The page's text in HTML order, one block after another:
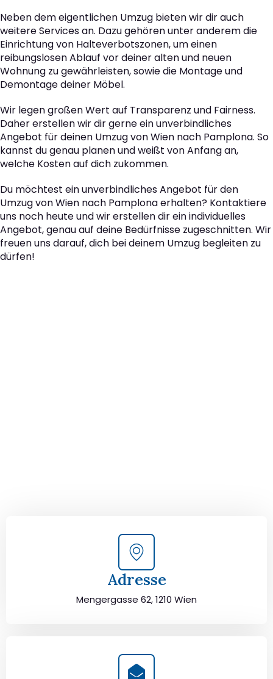
Neben dem eigentlichen Umzug bieten wir dir auch
weitere Services an. Dazu gehören unter anderem die
Einrichtung von Halteverbotszonen, um einen
reibungslosen Ablauf vor deiner alten und neuen
Wohnung zu gewährleisten, sowie die Montage und
Demontage deiner Möbel.
Wir legen großen Wert auf Transparenz und Fairness.
Daher erstellen wir dir gerne ein unverbindliches
Angebot für deinen Umzug von Wien nach Pamplona. So
kannst du genau planen und weißt von Anfang an,
welche Kosten auf dich zukommen.
Du möchtest ein unverbindliches Angebot für den
Umzug von Wien nach Pamplona erhalten? Kontaktiere
uns noch heute und wir erstellen dir ein individuelles
Angebot, genau auf deine Bedürfnisse zugeschnitten. Wir
freuen uns darauf, dich bei deinem Umzug begleiten zu
dürfen!
Adresse
Mengergasse 62, 1210 Wien